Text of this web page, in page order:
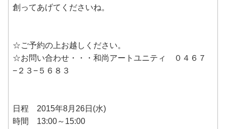
創ってあげてくださいね。
☆ご予約の上お越しください。
☆お問い合わせ・・・和尚アートユニティ ０４６７
−２３−５６８３
日程 2015年8月26日(水)
時間 13:00～15:00